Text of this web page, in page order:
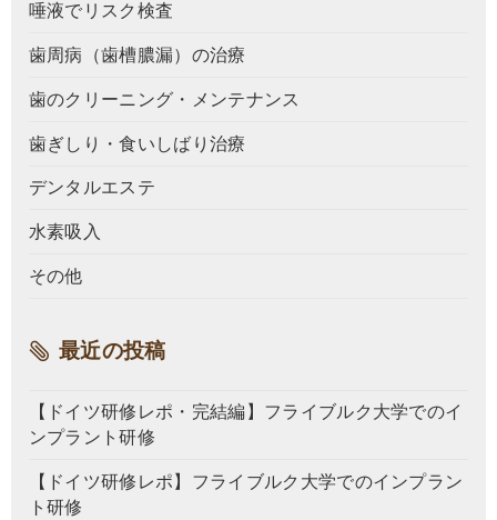
唾液でリスク検査
歯周病（歯槽膿漏）の治療
歯のクリーニング・メンテナンス
歯ぎしり・食いしばり治療
デンタルエステ
水素吸入
その他
最近の投稿
【ドイツ研修レポ・完結編】フライブルク大学でのイ
ンプラント研修
【ドイツ研修レポ】フライブルク大学でのインプラン
ト研修